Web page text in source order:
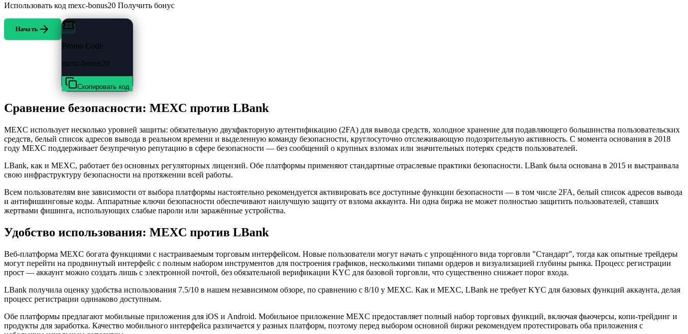
Использовать код mexc-bonus20 Получить бонус
Начать
Promo Code
mexc-bonus20
Скопировать код
Сравнение безопасности: MEXC против LBank
MEXC использует несколько уровней защиты: обязательную двухфакторную аутентификацию (2FA) для вывода средств, холодное хранение для подавляющего большинства пользовательских
средств, белый список адресов вывода в реальном времени и выделенную команду безопасности, круглосуточно отслеживающую подозрительную активность. С момента основания в 2018
году MEXC поддерживает безупречную репутацию в сфере безопасности — без сообщений о крупных взломах или значительных потерях средств пользователей.
LBank, как и MEXC, работает без основных регуляторных лицензий. Обе платформы применяют стандартные отраслевые практики безопасности. LBank была основана в 2015 и выстраивала
свою инфраструктуру безопасности на протяжении всей работы.
Всем пользователям вне зависимости от выбора платформы настоятельно рекомендуется активировать все доступные функции безопасности — в том числе 2FA, белый список адресов вывода
и антифишинговые коды. Аппаратные ключи безопасности обеспечивают наилучшую защиту от взлома аккаунта. Ни одна биржа не может полностью защитить пользователей, ставших
жертвами фишинга, использующих слабые пароли или заражённые устройства.
Удобство использования: MEXC против LBank
Веб-платформа MEXC богата функциями с настраиваемым торговым интерфейсом. Новые пользователи могут начать с упрощённого вида торговли "Стандарт", тогда как опытные трейдеры
могут перейти на продвинутый интерфейс с полным набором инструментов для построения графиков, несколькими типами ордеров и визуализацией глубины рынка. Процесс регистрации
прост — аккаунт можно создать лишь с электронной почтой, без обязательной верификации KYC для базовой торговли, что существенно снижает порог входа.
LBank получила оценку удобства использования 7.5/10 в нашем независимом обзоре, по сравнению с 8/10 у MEXC. Как и MEXC, LBank не требует KYC для базовых функций аккаунта, делая
процесс регистрации одинаково доступным.
Обе платформы предлагают мобильные приложения для iOS и Android. Мобильное приложение MEXC предоставляет полный набор торговых функций, включая фьючерсы, копи-трейдинг и
продукты для заработка. Качество мобильного интерфейса различается у разных платформ, поэтому перед выбором основной биржи рекомендуем протестировать оба приложения с